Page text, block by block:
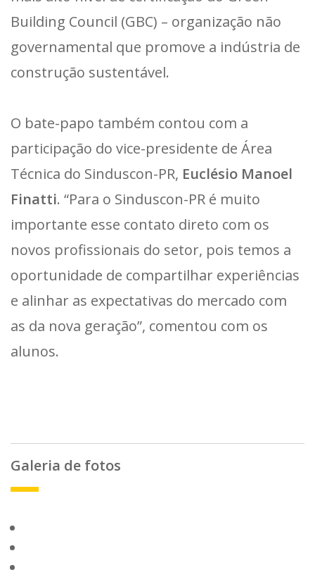
Building Council (GBC) – organização não
governamental que promove a indústria de
construção sustentável.
O bate-papo também contou com a
participação do vice-presidente de Área
Técnica do Sinduscon-PR, Euclésio Manoel
Finatti. “Para o Sinduscon-PR é muito
importante esse contato direto com os
novos profissionais do setor, pois temos a
oportunidade de compartilhar experiências
e alinhar as expectativas do mercado com
as da nova geração”, comentou com os
alunos.
Galeria de fotos